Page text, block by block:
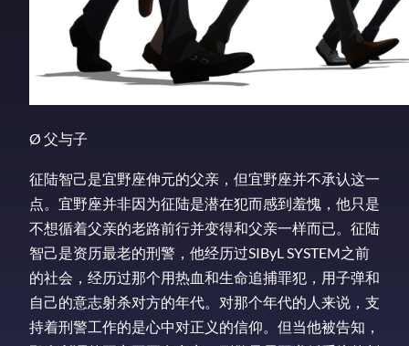
Ø 父与子
征陆智己是宜野座伸元的父亲，但宜野座并不承认这一
点。宜野座并非因为征陆是潜在犯而感到羞愧，他只是
不想循着父亲的老路前行并变得和父亲一样而已。征陆
智己是资历最老的刑警，他经历过SIByL SYSTEM之前
的社会，经历过那个用热血和生命追捕罪犯，用子弹和
自己的意志射杀对方的年代。对那个年代的人来说，支
持着刑警工作的是心中对正义的信仰。但当他被告知，